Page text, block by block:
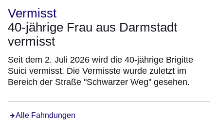
Vermisst
40-jährige Frau aus Darmstadt
vermisst
Seit dem 2. Juli 2026 wird die 40-jährige Brigitte
Suici vermisst. Die Vermisste wurde zuletzt im
Bereich der Straße "Schwarzer Weg" gesehen.
Alle Fahndungen